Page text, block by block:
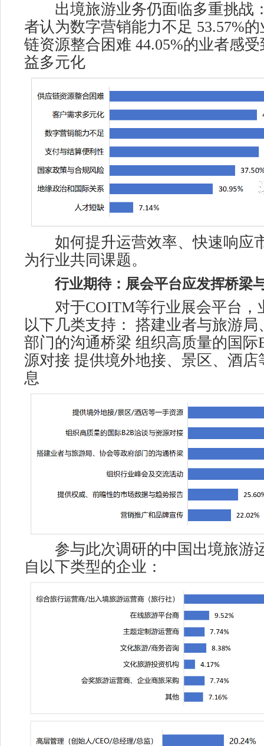
出境旅游业务仍面临多重挑战
者认为数字营销能力不足 53.57%
链资源整合困难 44.05%的业者感
益多元化
如何提升运营效率、快速响应
为行业共同课题。
行业期待：展会平台应发挥桥梁
对于COITM等行业展会平台，
以下几类支持： 搭建业者与旅游局
部门的沟通桥梁 组织高质量的国际
源对接 提供境外地接、景区、酒店
息
参与此次调研的中国出境旅游
自以下类型的企业：